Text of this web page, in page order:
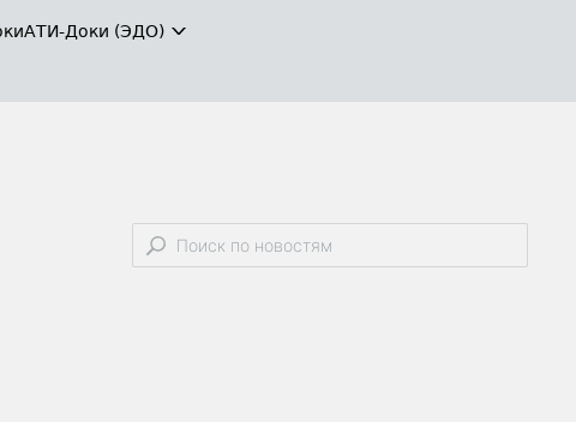
АТИ-Доки (ЭДО)